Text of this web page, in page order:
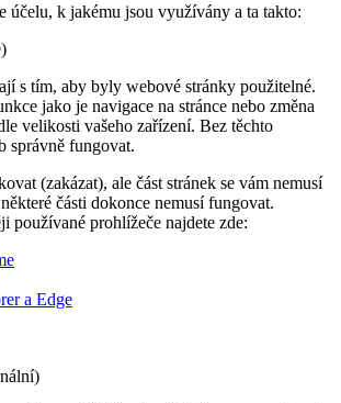
účelu, k jakému jsou využívány a ta takto:
s tím, aby byly webové stránky použitelné.
jako je navigace na stránce nebo změna
velikosti vašeho zařízení. Bez těchto
správně fungovat.
(zakázat), ale část stránek se vám nemusí
části dokonce nemusí fungovat.
používané prohlížeče najdete zde:
a Edge